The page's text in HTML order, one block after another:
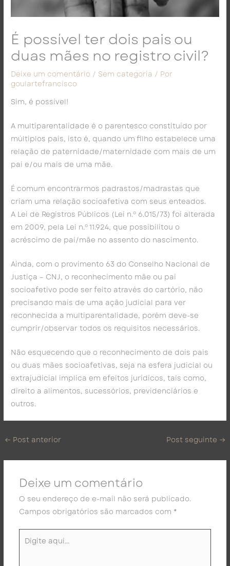
É possível ter dois pais ou
duas mães no registro civil?
Deixe um comentário / Sem categoria / Por
goulartefrancisco
Sim, é possível!
A multiparentalidade é o parentesco constituído por
múltiplos pais, isto é, quando um filho estabelece uma
relação de paternidade/maternidade com mais de um
pai e/ou mais de uma mãe.
É comum encontrarmos padrastos/madrastas que
criam uma relação socioafetiva com seus enteados.
A Lei de Registros Públicos (Lei n.º 6.015/73) foi alterada
em 2009, pela Lei n.º 11.924, que possibilitou o
acréscimo de pai/mãe no assento do nascimento.
Ainda, com o provimento 63 do Conselho Nacional de
Justiça – CNJ, o reconhecimento mãe ou pai
socioafetivo pode ser feito através do cartório, não
precisando mais de uma ação judicial para ver
reconhecida a multiparentalidade, porém deve-se
cumprir/observar todos os requisitos necessários.
Não esquecendo que o reconhecimento de dois pais
ou duas mães socioafetivas, seja na esfera judicial ou
extrajudicial implica em efeitos jurídicos, tais como,
direito a alimentos, sucessórios, previdenciários e
outros.
← Post anterior Post seguinte →
Deixe um comentário
O seu endereço de e-mail não será publicado.
Campos obrigatórios são marcados com *
aqui...